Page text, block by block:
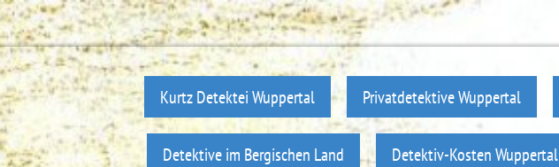
Kurtz Detektei Wuppertal Privatdetektive Wuppertal
Detektive im Bergischen Land Detektiv-Kosten Wuppertal